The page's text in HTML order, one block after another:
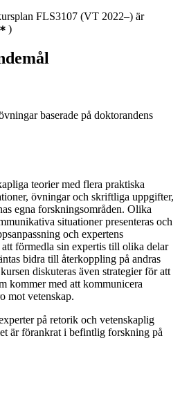
FLS3107 (VT 2022–) är
)
baserade på doktorandens
teorier med flera praktiska
övningar och skriftliga uppgifter,
egna forskningsområden. Olika
situationer presenteras och
och expertens
förmedla sin expertis till olika delar
bidra till återkoppling på andras
diskuteras även strategier för att
kommer med att kommunicera
mot vetenskap.
på retorik och vetenskaplig
är förankrat i befintlig forskning på